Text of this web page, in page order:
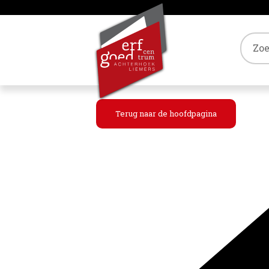
Terug naar de hoofdpagina